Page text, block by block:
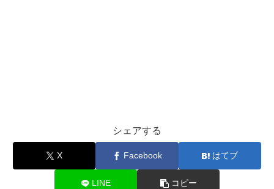
シェアする
X Facebook はてブ
LINE コピー